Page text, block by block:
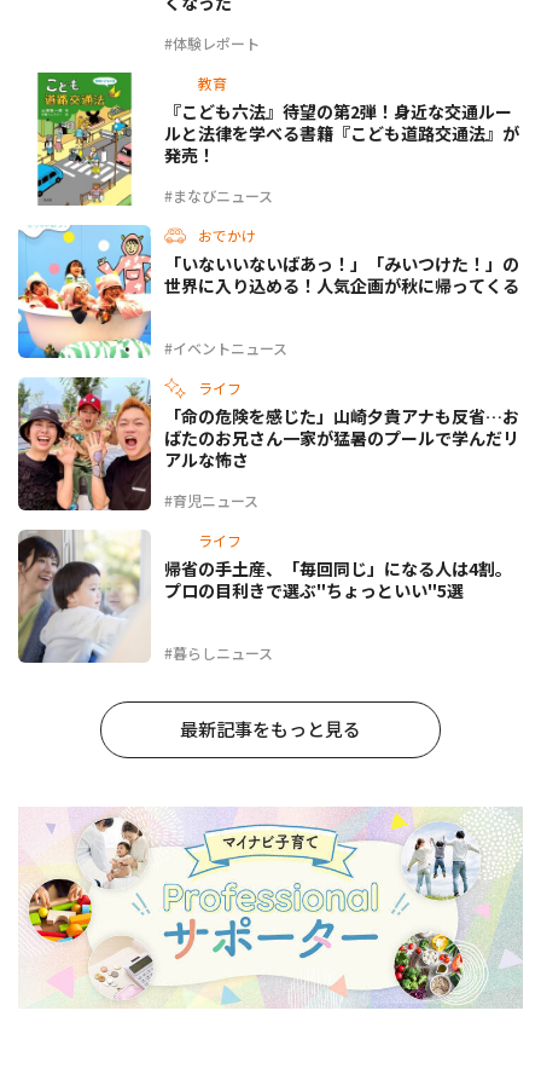
#体験レポート
教育
#まなびニュース
『こども六法』待望の第2弾！身近な交通ルー
ルと法律を学べる書籍『こども道路交通法』が
発売！
おでかけ
#イベントニュース
「いないいないばあっ！」「みいつけた！」の
世界に入り込める！人気企画が秋に帰ってくる
ライフ
#育児ニュース
「命の危険を感じた」山崎夕貴アナも反省…お
ばたのお兄さん一家が猛暑のプールで学んだリ
アルな怖さ
ライフ
#暮らしニュース
帰省の手土産、「毎回同じ」になる人は4割。
プロの目利きで選ぶ"ちょっといい"5選
最新記事をもっと見る